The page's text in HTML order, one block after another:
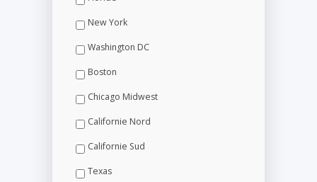
New York
Washington DC
Boston
Chicago Midwest
Californie Nord
Californie Sud
Texas